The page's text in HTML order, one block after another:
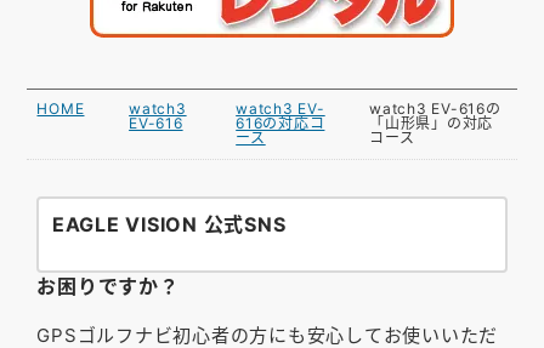
HOME
watch3
EV-616
watch3 EV-
616の対応コ
ース
watch3 EV-616の
「山形県」の対応
コース
EAGLE VISION 公式SNS
お困りですか？
GPSゴルフナビ初心者の方にも安心してお使いいただ